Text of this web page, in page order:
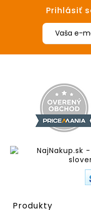
Prihlásiť
Produkty